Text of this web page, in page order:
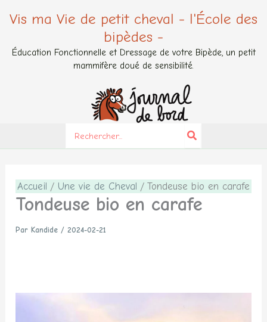
Vis ma Vie de petit cheval - l'École des
bipèdes -
Éducation Fonctionnelle et Dressage de votre Bipède, un petit
mammifère doué de sensibilité.
for:
Accueil Une vie de Cheval Tondeuse bio en carafe
Tondeuse bio en carafe
Par Kandide/2024-02-21